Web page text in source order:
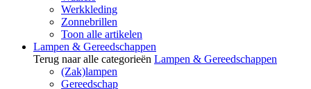
Werkkleding
Zonnebrillen
Toon alle artikelen
Lampen & Gereedschappen
Terug naar alle categorieën Lampen & Gereedschappen
(Zak)lampen
Gereedschap